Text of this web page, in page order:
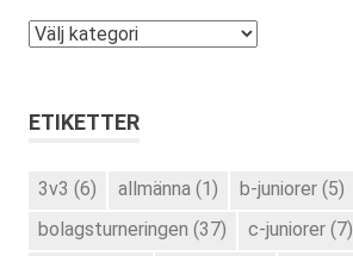
Kategorier
ETIKETTER
3v3 (6) allmänna (1) b-juniorer (5)
bolagsturneringen (37) c-juniorer (7)